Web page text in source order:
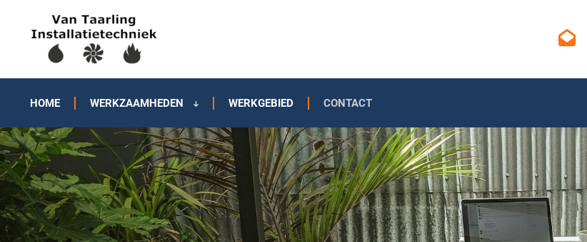
HOME WERKZAAMHEDEN WERKGEBIED CONTACT